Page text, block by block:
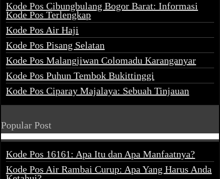
Kode Pos Cibungbulang Bogor Barat: Informasi
Kode Pos Terlengkap
Kode Pos Air Haji
Kode Pos Pisang Selatan
Kode Pos Malangjiwan Colomadu Karanganyar
Kode Pos Puhun Tembok Bukittinggi
Kode Pos Ciparay Majalaya: Sebuah Tinjauan
Popular Post
Kode Pos 16161: Apa Itu dan Apa Manfaatnya?
Kode Pos Air Rambai Curup: Apa Yang Harus Anda